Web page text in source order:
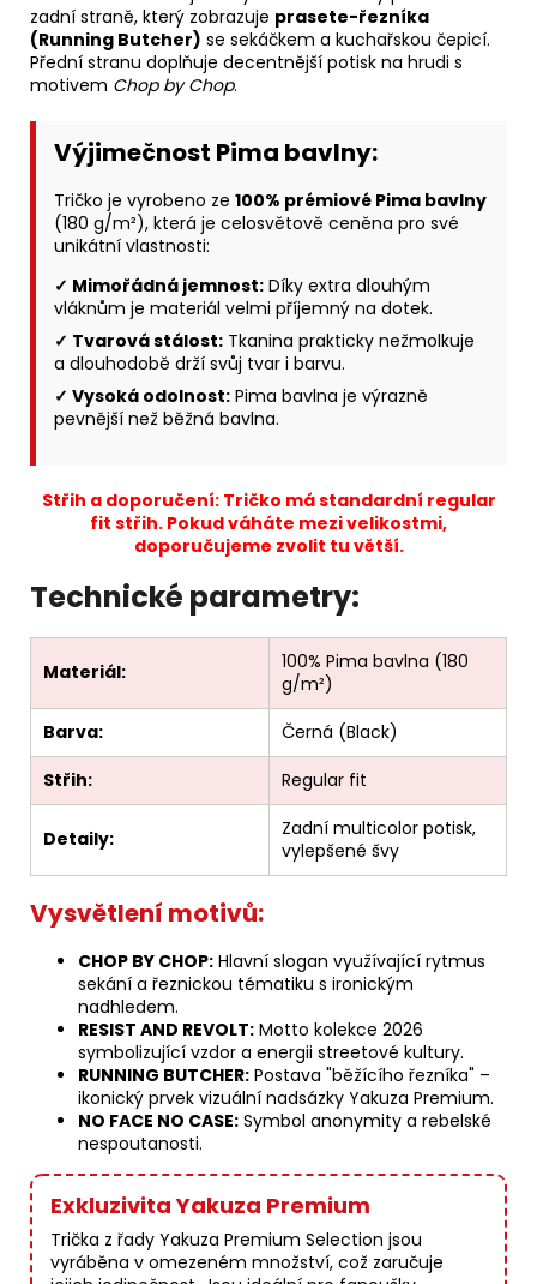
zadní straně, který zobrazuje prasete-řezníka
(Running Butcher) se sekáčkem a kuchařskou čepicí.
Přední stranu doplňuje decentnější potisk na hrudi s
motivem Chop by Chop.
Výjimečnost Pima bavlny:
Tričko je vyrobeno ze 100% prémiové Pima bavlny
(180 g/m²), která je celosvětově ceněna pro své
unikátní vlastnosti:
✓ Mimořádná jemnost: Díky extra dlouhým
vláknům je materiál velmi příjemný na dotek.
✓ Tvarová stálost: Tkanina prakticky nežmolkuje
a dlouhodobě drží svůj tvar i barvu.
✓ Vysoká odolnost: Pima bavlna je výrazně
pevnější než běžná bavlna.
Střih a doporučení: Tričko má standardní regular
fit střih. Pokud váháte mezi velikostmi,
doporučujeme zvolit tu větší.
Technické parametry:
Materiál:
100% Pima bavlna (180
g/m²)
Barva:
Černá (Black)
Střih:
Regular fit
Detaily:
Zadní multicolor potisk,
vylepšené švy
Vysvětlení motivů:
CHOP BY CHOP: Hlavní slogan využívající rytmus
sekání a řeznickou tématiku s ironickým
nadhledem.
RESIST AND REVOLT: Motto kolekce 2026
symbolizující vzdor a energii streetové kultury.
RUNNING BUTCHER: Postava "běžícího řezníka" –
ikonický prvek vizuální nadsázky Yakuza Premium.
NO FACE NO CASE: Symbol anonymity a rebelské
nespoutanosti.
Exkluzivita Yakuza Premium
Trička z řady Yakuza Premium Selection jsou
vyráběna v omezeném množství, což zaručuje